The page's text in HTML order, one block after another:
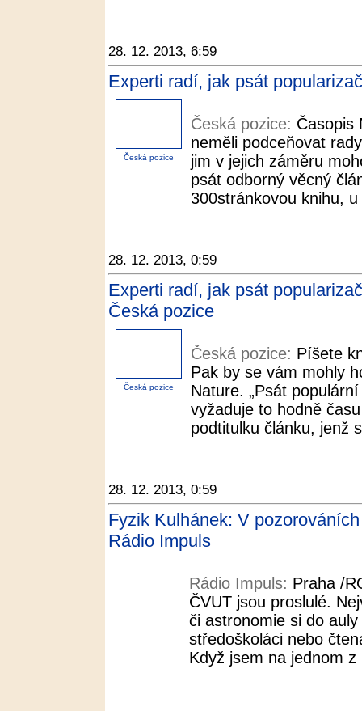
28. 12. 2013, 6:59
Experti radí, jak psát
Česká pozice
Česká pozice: Časopis
neměli podceňovat
jim v jejich záměru
psát odborný věcný
300stránkovou knihu,
28. 12. 2013, 0:59
Experti radí, jak psát
Česká pozice
Česká pozice
Česká pozice: Píšete
Pak by se vám mohly
Nature. „Psát
vyžaduje to hodně
podtitulku článku, jenž
28. 12. 2013, 0:59
Fyzik Kulhánek: V
Rádio Impuls
Rádio Impuls: Praha /
ČVUT jsou proslulé.
či astronomie si do
středoškoláci nebo
Když jsem na jednom